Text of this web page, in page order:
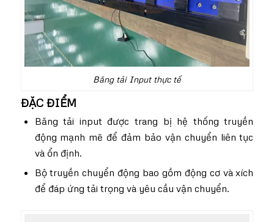
Băng tải Input thực tế
ĐẶC ĐIỂM
Băng tải input được trang bị hệ thống truyền
động mạnh mẽ để đảm bảo vận chuyển liên tục
và ổn định.
Bộ truyền chuyển động bao gồm động cơ và xích
để đáp ứng tải trọng và yêu cầu vận chuyển.